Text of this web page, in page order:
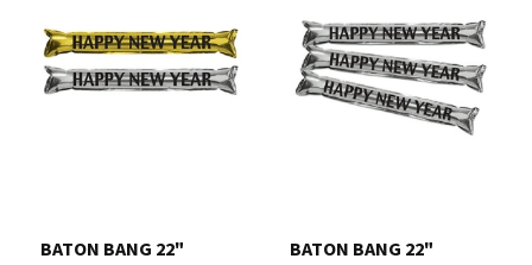
BATON BANG 22"
BATON BANG 22"